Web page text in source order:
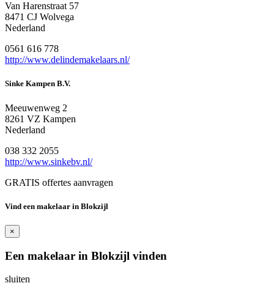
Van Harenstraat 57
8471 CJ Wolvega
Nederland
0561 616 778
http://www.delindemakelaars.nl/
Sinke Kampen B.V.
Meeuwenweg 2
8261 VZ Kampen
Nederland
038 332 2055
http://www.sinkebv.nl/
GRATIS offertes aanvragen
Vind een makelaar in Blokzijl
×
Een makelaar in Blokzijl vinden
sluiten